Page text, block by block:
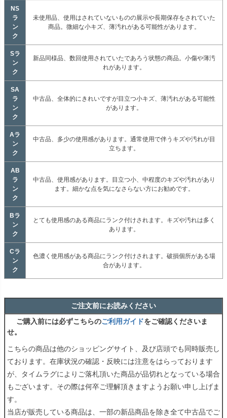
NS
ラ
ン
ク
未使用品、使用はされていないものの展示や長期保存をされていた
商品。微細な小キズ、薄汚れがある可能性があります。
Sラ
ン
ク
新品同様品、数回使用されていたであろう状態の商品。小傷や薄汚
れがあります。
SA
ラ
ン
ク
中古品、全体的にきれいですが目立つ小キズ、薄汚れがある可能性
があります。
Aラ
ン
ク
中古品、多少の使用感があります。通常使用で伴うキズや汚れが目
立ちます。
AB
ラ
ン
ク
中古品、使用感があります。目立つ小、中程度のキズや汚れがあり
ます。細かな点を気になさらない方にお勧めです。
Bラ
ン
ク
とても使用感のある商品にランク付けされます。キズや汚れは多く
あります。
Cラ
ン
ク
色濃く使用感がある商品にランク付けされます。破損個所がある場
合があります。
ご注文前にお読みください
ご購入前には必ずこちらのご利用ガイドをご確認くださいま
せ。
こちらの商品は他のショッピングサイト、及び店頭でも同時販売し
ております。在庫状況の確認・反映には注意をはらっております
が、タイムラグによりご落札頂いた商品が品切れとなっている場合
もございます。その際は何卒ご理解頂きますようお願い申し上げま
す。
当店が販売している商品は、一部の新品商品を除き全て中古品でご